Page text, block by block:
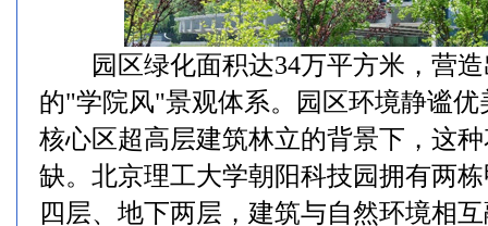
园区绿化面积达34万平方米，营造
的"学院风"景观体系。园区环境静谧
核心区超高层建筑林立的背景下，这
缺。北京理工大学朝阳科技园拥有两
四层、地下两层，建筑与自然环境相